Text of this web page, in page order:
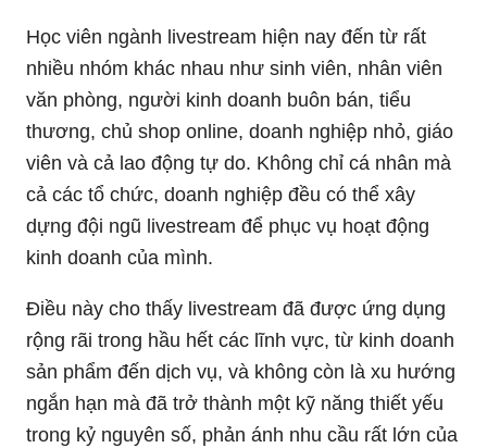
Học viên ngành livestream hiện nay đến từ rất
nhiều nhóm khác nhau như sinh viên, nhân viên
văn phòng, người kinh doanh buôn bán, tiểu
thương, chủ shop online, doanh nghiệp nhỏ, giáo
viên và cả lao động tự do. Không chỉ cá nhân mà
cả các tổ chức, doanh nghiệp đều có thể xây
dựng đội ngũ livestream để phục vụ hoạt động
kinh doanh của mình.
Điều này cho thấy livestream đã được ứng dụng
rộng rãi trong hầu hết các lĩnh vực, từ kinh doanh
sản phẩm đến dịch vụ, và không còn là xu hướng
ngắn hạn mà đã trở thành một kỹ năng thiết yếu
trong kỷ nguyên số, phản ánh nhu cầu rất lớn của